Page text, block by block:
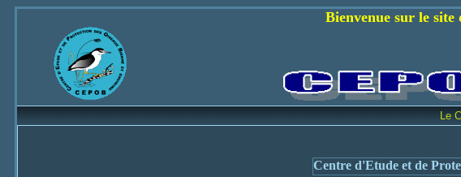
Bienvenue sur le site
Le
Centre d'Etude et de